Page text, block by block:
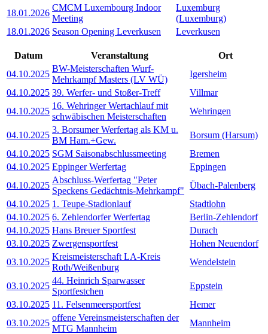
18.01.2026
CMCM Luxembourg Indoor
Meeting
Luxemburg
(Luxemburg)
18.01.2026 Season Opening Leverkusen Leverkusen
Datum Veranstaltung
Ort
04.10.2025
BW-Meisterschaften Wurf-
Mehrkampf Masters (LV WÜ)
Igersheim
04.10.2025 39. Werfer- und Stoßer-Treff
Villmar
04.10.2025
16. Wehringer Wertachlauf mit
schwäbischen Meisterschaften
Wehringen
04.10.2025
3. Borsumer Werfertag als KM u.
BM Ham.+Gew.
Borsum (Harsum)
04.10.2025 SGM Saisonabschlussmeeting
Bremen
04.10.2025 Eppinger Werfertag
Eppingen
04.10.2025
Abschluss-Werfertag "Peter
Speckens Gedächtnis-Mehrkampf"
Übach-Palenberg
04.10.2025 1. Teupe-Stadionlauf
Stadtlohn
04.10.2025 6. Zehlendorfer Werfertag
Berlin-Zehlendorf
04.10.2025 Hans Breuer Sportfest
Durach
03.10.2025 Zwergensportfest
Hohen Neuendorf
03.10.2025
Kreismeisterschaft LA-Kreis
Roth/Weißenburg
Wendelstein
03.10.2025
44. Heinrich Sparwasser
Sportfestchen
Eppstein
03.10.2025 11. Felsenmeersportfest
Hemer
03.10.2025
offene Vereinsmeisterschaften der
MTG Mannheim
Mannheim